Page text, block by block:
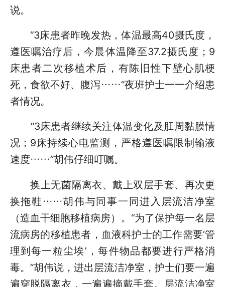
说。
“3床患者昨晚发热，体温最高40摄氏度，
遵医嘱治疗后，今晨体温降至37.2摄氏度；9
床患者二次移植术后，有陈旧性下壁心肌梗
死，食欲不好、腹泻……”夜班护士一一介绍患
者情况。
“3床患者继续关注体温变化及肛周黏膜情
况；9床持续心电监测，严格遵医嘱限制输液
速度……”胡伟仔细叮嘱。
换上无菌隔离衣、戴上双层手套、再次更
换拖鞋……胡伟与同事一同进入层流洁净室
（造血干细胞移植病房）。“为了保护每一名层
流病房的移植患者，血液科护士的工作需要‘管
理到每一粒尘埃’，每件物品都要进行严格消
毒。”胡伟说，进出层流洁净室，护士们要一遍
遍穿脱隔离衣，一遍遍摘戴手套。层流洁净室